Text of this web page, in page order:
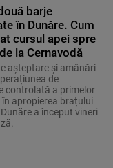
barje
în Dunăre. Cum
cursul apei spre
la Cernavodă
așteptare și amânări
de
controlată a primelor
în apropierea brațului
a început vineri